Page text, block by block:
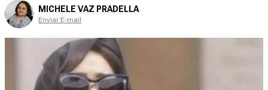
MICHELE VAZ PRADELLA
Enviar E-mail